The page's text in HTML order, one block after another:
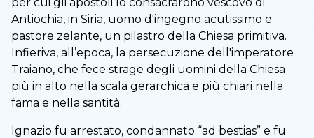
Antiochia, in Siria, uomo d'ingegno acutissimo e
pastore zelante, un pilastro della Chiesa primitiva.
Infieriva, all’epoca, la persecuzione dell'imperatore
Traiano, che fece strage degli uomini della Chiesa
più in alto nella scala gerarchica e più chiari nella
fama e nella santità.
Ignazio fu arrestato, condannato “ad bestias” e fu